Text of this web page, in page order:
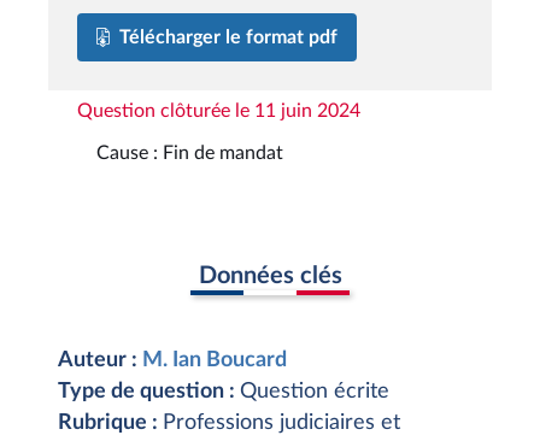
Télécharger le format pdf
Question clôturée le 11 juin 2024
Cause : Fin de mandat
Données clés
Auteur : M. Ian Boucard
Type de question : Question écrite
Rubrique : Professions judiciaires et